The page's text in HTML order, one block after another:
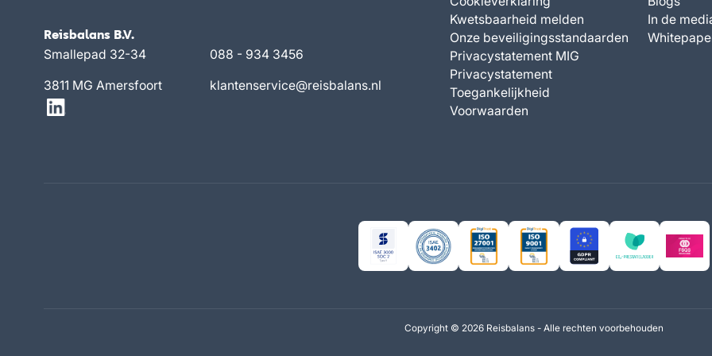
Reisbalans B.V.
Smallepad 32-34 088 - 934 3456
3811 MG Amersfoort klantenservice@reisbalans.nl
Kwetsbaarheid melden
Onze beveiligingsstandaarden
Privacystatement MIG
Privacystatement
Toegankelijkheid
Voorwaarden
In de
Copyright © 2026 Reisbalans - Alle rechten voorbehouden